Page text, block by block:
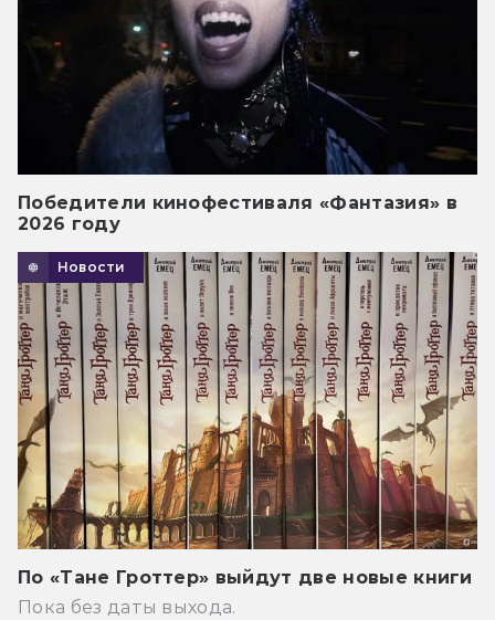
Победители кинофестиваля «Фантазия» в
2026 году
Новости
По «Тане Гроттер» выйдут две новые книги
Пока без даты выхода.